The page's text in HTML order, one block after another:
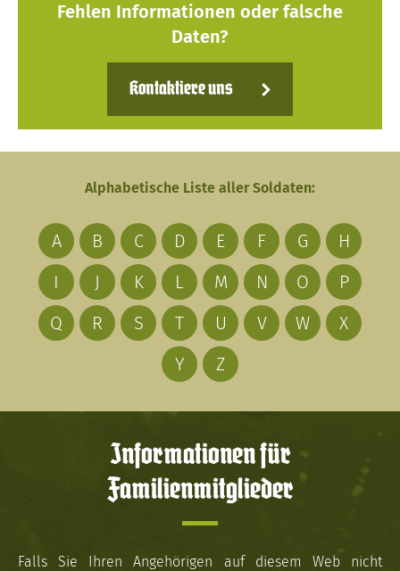
Fehlen Informationen oder falsche
Daten?
Kontaktiere uns
Alphabetische Liste aller Soldaten:
A B C D E F G
H
I
J K L M N O
P
Q
R S T U V W
X
Y
Z
Informationen für
Familienmitglieder
Falls Sie Ihren Angehörigen auf diesem Web nicht